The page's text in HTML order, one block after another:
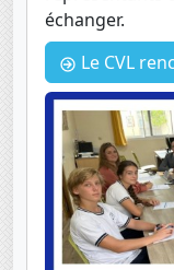
échanger.
Le CVL rencontre le